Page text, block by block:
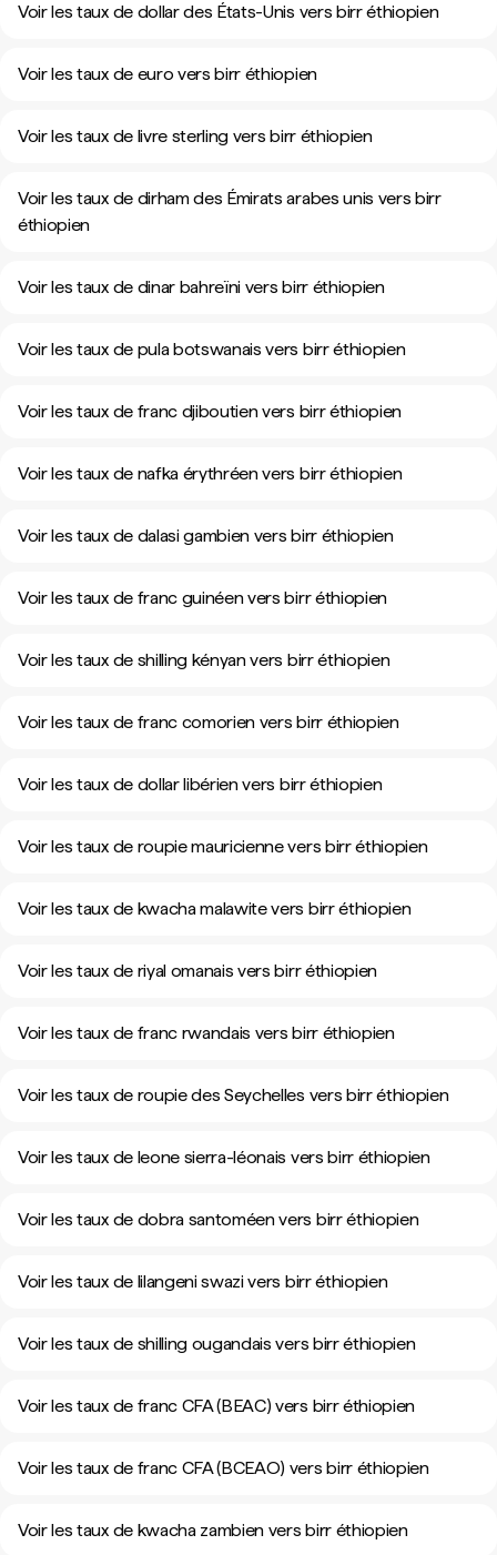
Voir les taux de dollar des États-Unis vers birr éthiopien
Voir les taux de euro vers birr éthiopien
Voir les taux de livre sterling vers birr éthiopien
Voir les taux de dirham des Émirats arabes unis vers birr
éthiopien
Voir les taux de dinar bahreïni vers birr éthiopien
Voir les taux de pula botswanais vers birr éthiopien
Voir les taux de franc djiboutien vers birr éthiopien
Voir les taux de nafka érythréen vers birr éthiopien
Voir les taux de dalasi gambien vers birr éthiopien
Voir les taux de franc guinéen vers birr éthiopien
Voir les taux de shilling kényan vers birr éthiopien
Voir les taux de franc comorien vers birr éthiopien
Voir les taux de dollar libérien vers birr éthiopien
Voir les taux de roupie mauricienne vers birr éthiopien
Voir les taux de kwacha malawite vers birr éthiopien
Voir les taux de riyal omanais vers birr éthiopien
Voir les taux de franc rwandais vers birr éthiopien
Voir les taux de roupie des Seychelles vers birr éthiopien
Voir les taux de leone sierra-léonais vers birr éthiopien
Voir les taux de dobra santoméen vers birr éthiopien
Voir les taux de lilangeni swazi vers birr éthiopien
Voir les taux de shilling ougandais vers birr éthiopien
Voir les taux de franc CFA (BEAC) vers birr éthiopien
Voir les taux de franc CFA (BCEAO) vers birr éthiopien
Voir les taux de kwacha zambien vers birr éthiopien